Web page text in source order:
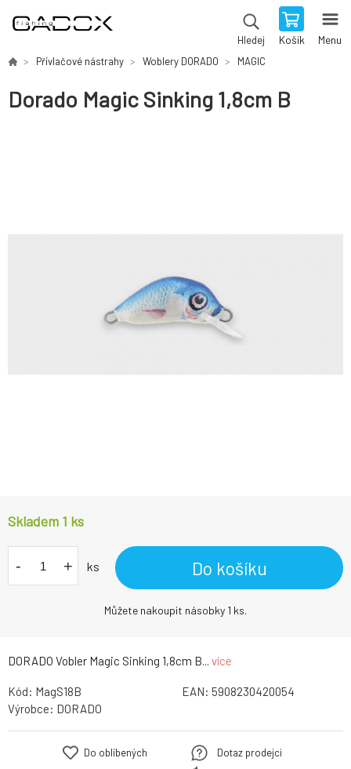
Hledej Košík Menu
Přívlačové nástrahy Woblery DORADO MAGIC
Dorado Magic Sinking 1,8cm B
DORADO Vobler Magic Sinking 1,8cm B... více
Skladem 1 ks
- + ks Do košíku
Můžete nakoupit násobky 1 ks.
Kód: MagS18B EAN: 5908230420054
Výrobce: DORADO
Do oblíbených
Dotaz prodejci